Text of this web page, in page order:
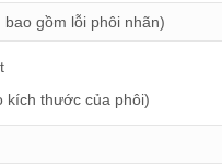
gồm lỗi phôi nhãn)
kích thước của phôi)